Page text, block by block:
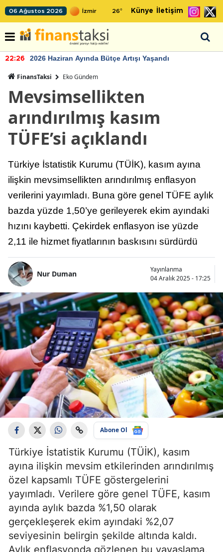
06 Ağustos 2026 26° Künye İletişim
22:26 2026 Haziran Ayında Bütçe Artışı Yaşandı
FinansTaksi Eko Gündem
Mevsimsellikten
arındırılmış kasım
TÜFE’si açıklandı
Türkiye İstatistik Kurumu (TÜİK), kasım ayına
ilişkin mevsimsellikten arındırılmış enflasyon
verilerini yayımladı. Buna göre genel TÜFE aylık
bazda yüzde 1,50’ye gerileyerek ekim ayındaki
hızını kaybetti. Çekirdek enflasyon ise yüzde
2,11 ile hizmet fiyatlarının baskısını sürdürdü
Nur Duman
Yayınlanma
04 Aralık 2025 - 17:25
Abone Ol
Türkiye İstatistik Kurumu (TÜİK), kasım
ayına ilişkin mevsim etkilerinden arındırılmış
özel kapsamlı TÜFE göstergelerini
yayımladı. Verilere göre genel TÜFE, kasım
ayında aylık bazda %1,50 olarak
gerçekleşerek ekim ayındaki %2,07
seviyesinin belirgin şekilde altında kaldı.
Aylık enflasyonda gözlenen bu yavaşlama,